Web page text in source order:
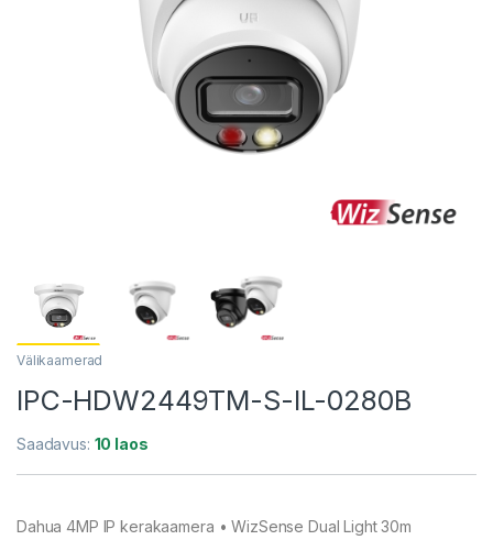
Välikaamerad
IPC-HDW2449TM-S-IL-0280B
Saadavus: 10 laos
Dahua 4MP IP kerakaamera • WizSense Dual Light 30m